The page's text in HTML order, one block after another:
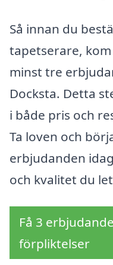
Så innan du
tapetserare,
minst tre
Docksta. Detta
i både pris och
Ta loven och
erbjudanden
och kvalitet du
Få 3
förpliktelser